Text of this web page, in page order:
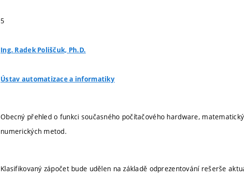
5
Ing. Radek Poliščuk, Ph.D.
Ústav automatizace a informatiky
Obecný přehled o funkci současného počítačového hardware,
numerických metod.
Klasifikovaný zápočet bude udělen na základě odprezentování rešerše